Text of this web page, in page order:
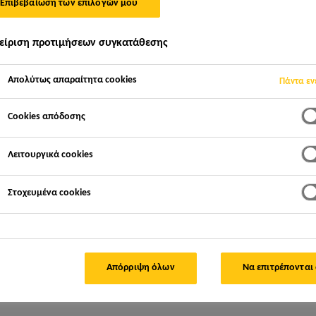
και λάβετε τα τελευταία νέα από τον κόσμο
συμπληρώστε τη παρακάτω φόρμα για να λαμβάνετε τις
Επιβεβαίωση των επιλογών μου
προτιμήσεων συγκατάθεσης
Απολύτως απαραίτητα cookies Πάντα
Cookies απόδοσης
Λειτουργικά cookies
Στοχευμένα cookies
Απόρριψη όλων Να